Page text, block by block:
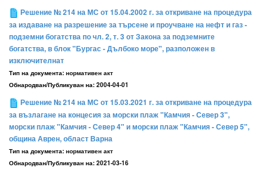
Решение № 214 на МС от 15.04.2002 г. за откриване на процедура
за издаване на разрешение за търсене и проучване на нефт и газ -
подземни богатства по чл. 2, т. 3 от Закона за подземните
богатства, в блок "Бургас - Дълбоко море", разположен в
изключителнат
Тип на документа: нормативен акт
Обнародван/Публикуван на: 2004-04-01
Решение № 214 на МС от 15.03.2021 г. за откриване на процедура
за възлагане на концесия за морски плаж "Камчия - Север 3",
морски плаж "Камчия - Север 4" и морски плаж "Камчия - Север 5",
община Аврен, област Варна
Тип на документа: нормативен акт
Обнародван/Публикуван на: 2021-03-16